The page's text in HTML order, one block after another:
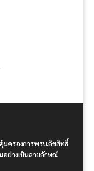
มครองการพรบ.ลิขสิทธิ์
อย่างเป็นลายลักษณ์